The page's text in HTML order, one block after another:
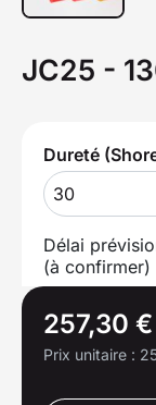
JC25 -
Dureté
30
Délai
(à confirmer)
257,30
Prix unitaire :